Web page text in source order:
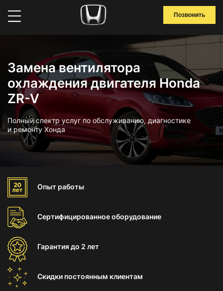
Позвонить
Замена вентилятора
охлаждения двигателя Honda
ZR-V
Полный спектр услуг по обслуживанию, диагностике
и ремонту Хонда
Опыт работы
Сертифицированноеоборудование
Гарантиядо 2 лет
Скидки постоянным клиентам